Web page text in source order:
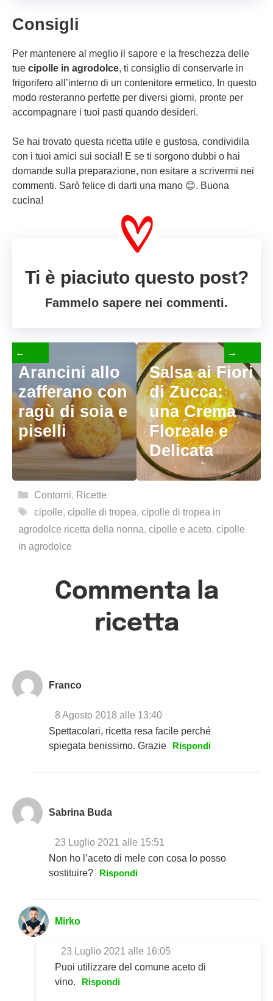
Consigli
Per mantenere al meglio il sapore e la freschezza delle
tue cipolle in agrodolce, ti consiglio di conservarle in
frigorifero all’interno di un contenitore ermetico. In questo
modo resteranno perfette per diversi giorni, pronte per
accompagnare i tuoi pasti quando desideri.
Se hai trovato questa ricetta utile e gustosa, condividila
con i tuoi amici sui social! E se ti sorgono dubbi o hai
domande sulla preparazione, non esitare a scrivermi nei
commenti. Sarò felice di darti una mano 😊. Buona
cucina!
Ti è piaciuto questo post?
Fammelo sapere nei commenti.
Arancini allo
zafferano con
ragù di soia e
piselli
← →
Salsa ai Fiori
di Zucca:
una Crema
Floreale e
Delicata
Categorie
Contorni, Ricette
Tag
cipolle, cipolle di tropea, cipolle di tropea in
agrodolce ricetta della nonna, cipolle e aceto, cipolle
in agrodolce
Commenta la
ricetta
Franco
8 Agosto 2018 alle 13:40
Spettacolari, ricetta resa facile perché
spiegata benissimo. Grazie
Rispondi
Sabrina Buda
23 Luglio 2021 alle 15:51
Non ho l’aceto di mele con cosa lo posso
sostituire?
Rispondi
Mirko
23 Luglio 2021 alle 16:05
Puoi utilizzare del comune aceto di
vino.
Rispondi